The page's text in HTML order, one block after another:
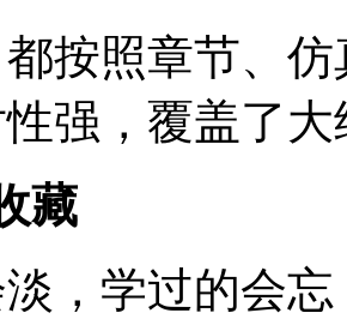
按照章节、
强，覆盖了
藏
，学过的会